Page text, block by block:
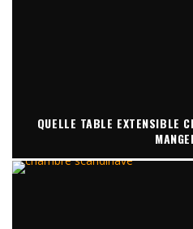
QUELLE TABLE EXTENSIBLE